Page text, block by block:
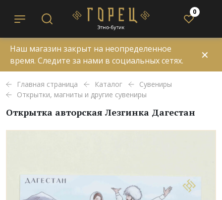
0
Наш магазин закрыт на неопределенное
время. Следите за нами в социальных сетях.
✕
Главная страница Каталог
Сувениры
Открытки, магниты и другие сувениры
Открытка авторская Лезгинка Дагестан